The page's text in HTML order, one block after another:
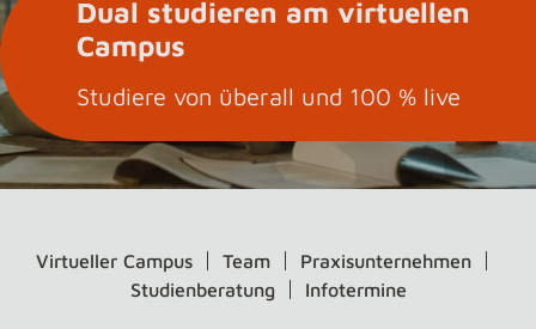
Dual studieren am virtuellen
Campus
Studiere von überall und 100 % live
Virtueller Campus Team
Praxisunternehmen
Studienberatung
Infotermine